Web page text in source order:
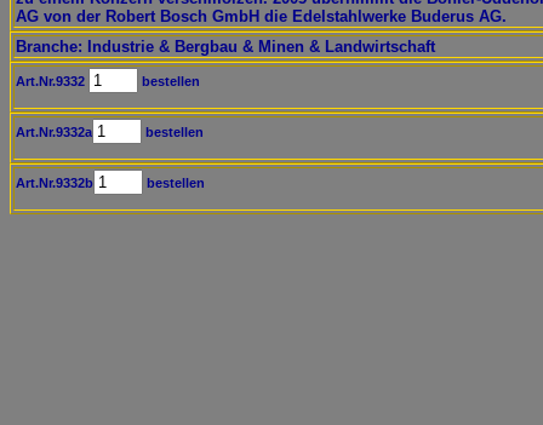
AG von der Robert Bosch GmbH die Edelstahlwerke Buderus AG.
Branche: Industrie & Bergbau & Minen & Landwirtschaft
Art.Nr.9332 bestellen
Art.Nr.9332a bestellen
Art.Nr.9332b bestellen